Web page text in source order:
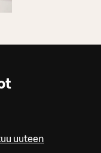
uuteen